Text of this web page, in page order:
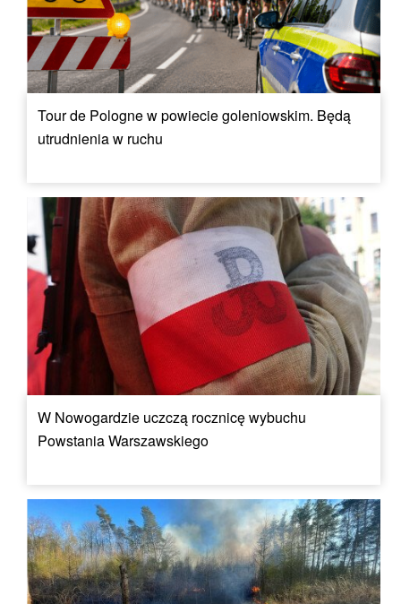
Tour de Pologne w powiecie goleniowskim. Będą
utrudnienia w ruchu
W Nowogardzie uczczą rocznicę wybuchu
Powstania Warszawskiego